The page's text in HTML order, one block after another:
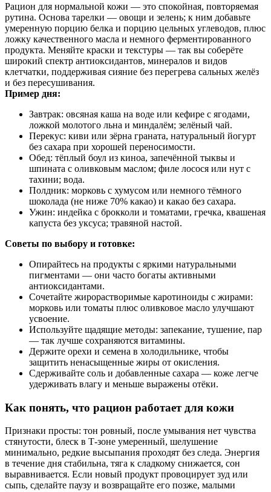
Рацион для нормальной кожи — это спокойная, повторяемая
рутина. Основа тарелки — овощи и зелень; к ним добавьте
умеренную порцию белка и порцию цельных углеводов, плюс
ложку качественного масла и немного ферментированного
продукта. Меняйте краски и текстуры — так вы соберёте
широкий спектр антиоксидантов, минералов и видов
клетчатки, поддерживая сияние без перегрева сальных желёз
и без пересушивания.
Пример дня:
Завтрак: овсяная каша на воде или кефире с ягодами,
ложкой молотого льна и миндалём; зелёный чай.
Перекус: киви или зёрна граната, натуральный йогурт
без сахара при хорошей переносимости.
Обед: тёплый боул из киноа, запечённой тыквы и
шпината с оливковым маслом; филе лосося или нут с
тахини; вода.
Полдник: морковь с хумусом или немного тёмного
шоколада (не ниже 70% какао) и какао без сахара.
Ужин: индейка с брокколи и томатами, гречка, квашеная
капуста без уксуса; травяной настой.
Советы по выбору и готовке:
Опирайтесь на продукты с яркими натуральными
пигментами — они часто богаты активными
антиоксидантами.
Сочетайте жирорастворимые каротиноиды с жирами:
морковь или томаты плюс оливковое масло улучшают
усвоение.
Используйте щадящие методы: запекание, тушение, пар
— так лучше сохраняются витамины.
Держите орехи и семена в холодильнике, чтобы
защитить ненасыщенные жиры от окисления.
Сдерживайте соль и добавленные сахара — коже легче
удерживать влагу и меньше выражены отёки.
Как понять, что рацион работает для кожи
Признаки просты: тон ровный, после умывания нет чувства
стянутости, блеск в Т-зоне умеренный, шелушение
минимально, редкие высыпания проходят без следа. Энергия
в течение дня стабильна, тяга к сладкому снижается, сон
выравнивается. Если новый продукт провоцирует зуд или
сыпь, сделайте паузу и возвращайте его позже, малыми